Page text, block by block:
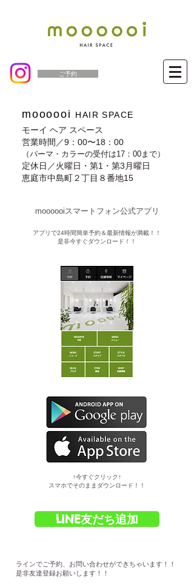
ご予約
moooooi
HAIR SPACE
モーイ ヘア スペース
営業時間／9：00〜18：00
（パーマ・カラーの受付は17：00まで）
定休日／火曜日・第1・第3月曜日
恵庭市中島町２丁目８番地15
moooooiスマートフォン公式アプリ​
​アプリで24時間簡単予約＆最新情報が満載！！
是非今すぐダウンロード！！
​↑今すぐクリック↑
スマホでそのままダウンロード！！
LINE友だち追加
ラインでご予約、お問い合わせができちゃいます！！
是非友達登録お願いします！！